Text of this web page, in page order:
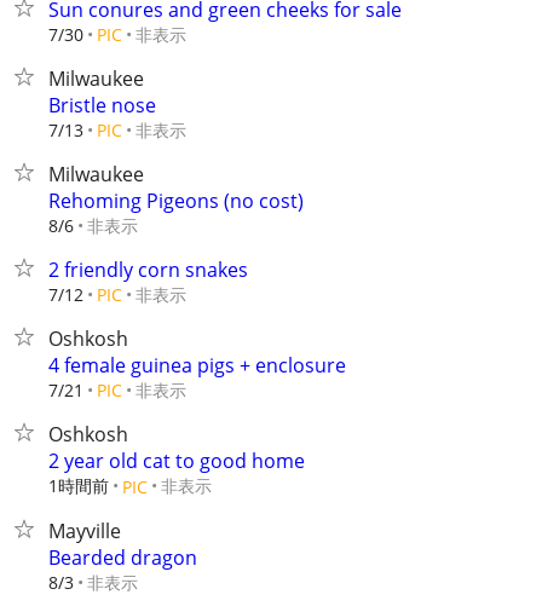
Sun conures and green cheeks for sale
7/30 PIC 非表示
Milwaukee
Bristle nose
7/13 PIC 非表示
Milwaukee
Rehoming Pigeons (no cost)
8/6 非表示
2 friendly corn snakes
7/12 PIC 非表示
Oshkosh
4 female guinea pigs + enclosure
7/21 PIC 非表示
Oshkosh
2 year old cat to good home
1時間前 PIC 非表示
Mayville
Bearded dragon
8/3 非表示